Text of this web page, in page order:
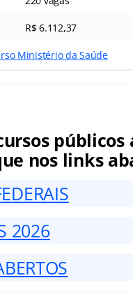
R$ 6.112,37
Ministério da Saúde
públicos
nos links
2026